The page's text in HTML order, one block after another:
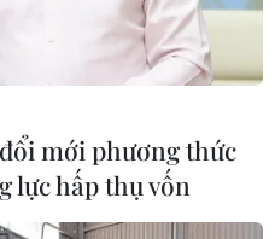
mới phương thức
lực hấp thụ vốn